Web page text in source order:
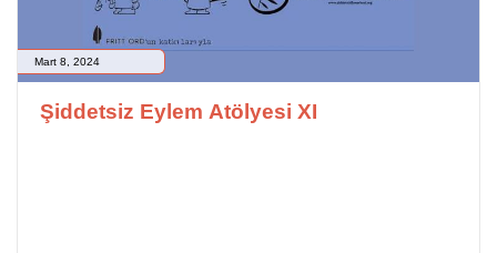
Mart 8, 2024
Şiddetsiz Eylem Atölyesi XI